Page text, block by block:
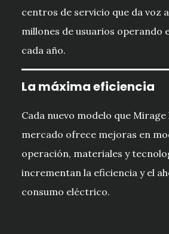
centros de servicio que da voz
millones de usuarios operando
cada año.
La máxima eficiencia
Cada nuevo modelo que Mirage
mercado ofrece mejoras en
operación, materiales y
incrementan la eficiencia y el
consumo eléctrico.